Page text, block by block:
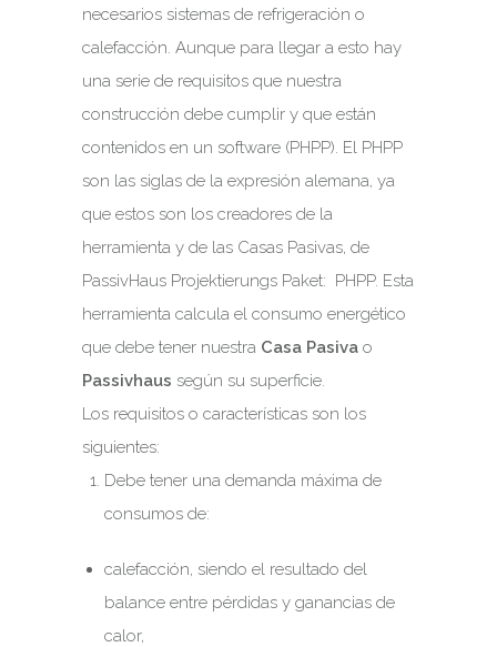
necesarios sistemas de refrigeración o
calefacción. Aunque para llegar a esto hay
una serie de requisitos que nuestra
construcción debe cumplir y que están
contenidos en un software (PHPP). El PHPP
son las siglas de la expresión alemana, ya
que estos son los creadores de la
herramienta y de las Casas Pasivas, de
PassivHaus Projektierungs Paket: PHPP. Esta
herramienta calcula el consumo energético
que debe tener nuestra Casa Pasiva o
Passivhaus según su superficie.
Los requisitos o características son los
siguientes:
Debe tener una demanda máxima de
consumos de:
calefacción, siendo el resultado del
balance entre pérdidas y ganancias de
calor,